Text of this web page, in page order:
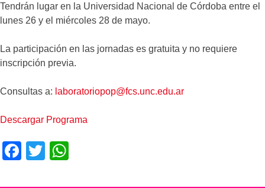
Tendrán lugar en la Universidad Nacional de Córdoba entre el
lunes 26 y el miércoles 28 de mayo.
La participación en las jornadas es gratuita y no requiere
inscripción previa.
Consultas a: laboratoriopop@fcs.unc.edu.ar
Descargar Programa
F
T